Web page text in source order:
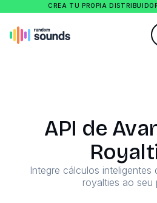
CREA TU PROPIA
API de
Integre cálculos inteligentes
royalties ao seu